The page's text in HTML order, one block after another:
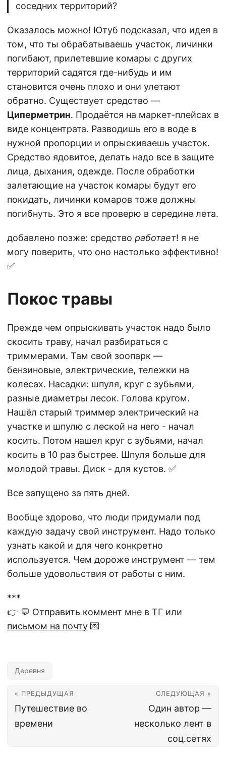
соседних территорий?
Оказалось можно! Ютуб подсказал, что идея в
том, что ты обрабатываешь участок, личинки
погибают, прилетевшие комары с других
территорий садятся где-нибудь и им
становится очень плохо и они улетают
обратно. Существует средство —
Циперметрин. Продаётся на маркет-плейсах в
виде концентрата. Разводишь его в воде в
нужной пропорции и опрыскиваешь участок.
Средство ядовитое, делать надо все в защите
лица, дыхания, одежде. После обработки
залетающие на участок комары будут его
покидать, личинки комаров тоже должны
погибнуть. Это я все проверю в середине лета.
добавлено позже: средство работает! я не
могу поверить, что оно настолько эффективно!
✅
Покос травы
Прежде чем опрыскивать участок надо было
скосить траву, начал разбираться с
триммерами. Там свой зоопарк —
бензиновые, электрические, тележки на
колесах. Насадки: шпуля, круг с зубьями,
разные диаметры лесок. Голова кругом.
Нашёл старый триммер электрический на
участке и шпулю с леской на него - начал
косить. Потом нашел круг с зубьями, начал
косить в 10 раз быстрее. Шпуля больше для
молодой травы. Диск - для кустов. ✅
Все запущено за пять дней.
Вообще здорово, что люди придумали под
каждую задачу свой инструмент. Надо только
узнать какой и для чего конкретно
используется. Чем дороже инструмент — тем
больше удовольствия от работы с ним.
***
👉 💬 Отправить коммент мне в ТГ или
письмом на почту 💌
Деревня
« ПРЕДЫДУЩАЯ
Путешествие во
времени
СЛЕДУЮЩАЯ »
Один автор —
несколько лент в
соц.сетях